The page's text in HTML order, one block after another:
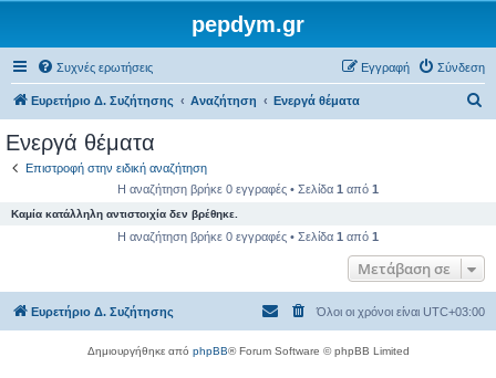
pepdym.gr
Συχνές ερωτήσεις Σύνδεση
Εγγραφή
Ευρετήριο Δ. Συζήτησης Αναζήτηση Ενεργά θέματα
η
η
Ενεργά θέματα
Επιστροφή στην ειδική αναζήτηση
Η αναζήτηση βρήκε 0 εγγραφές • Σελίδα 1 από 1
Καμία κατάλληλη αντιστοιχία δεν βρέθηκε.
Η αναζήτηση βρήκε 0 εγγραφές • Σελίδα 1 από 1
Μετάβαση σε
Ευρετήριο Δ. Συζήτησης Όλοι οι χρόνοι είναι UTC+03:00
Δημιουργήθηκε από phpBB® Forum Software © phpBB Limited